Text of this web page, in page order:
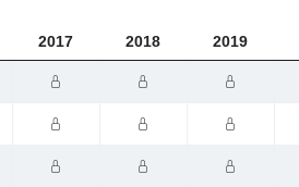
2017 2018 2019